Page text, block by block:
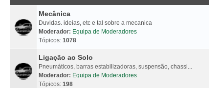
Mecânica
Duvidas. ideias, etc e tal sobre a mecanica
Moderador: Equipa de Moderadores
Tópicos: 1078
Ligação ao Solo
Pneumáticos, barras estabilizadoras, suspensão, chassi...
Moderador: Equipa de Moderadores
Tópicos: 198